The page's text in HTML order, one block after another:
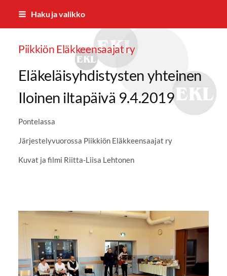
Siirry
Haku ja valikko
Piikkiön Eläkkeensaajat ry
Eläkeläisyhdistysten yhteinen
Iloinen iltapäivä 9.4.2019
Pontelassa
Järjestelyvuorossa Piikkiön Eläkkeensaajat ry
Kuvat ja filmi Riitta-Liisa Lehtonen